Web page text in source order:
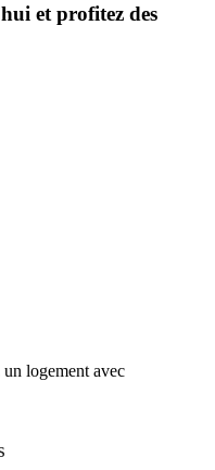
et profitez des
logement avec